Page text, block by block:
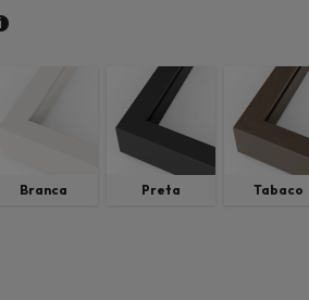
i
Branca Preta Tabaco